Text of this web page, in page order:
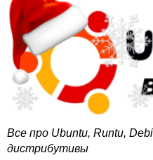
Все про Ubuntu, Runtu,
дистрибутивы